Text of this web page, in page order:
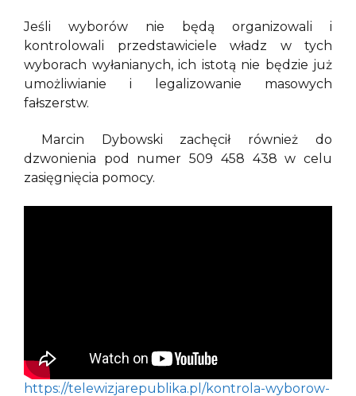
Jeśli wyborów nie będą organizowali i
kontrolowali przedstawiciele władz w tych
wyborach wyłanianych, ich istotą nie będzie już
umożliwianie i legalizowanie masowych
fałszerstw.
Marcin Dybowski zachęcił również do
dzwonienia pod numer 509 458 438 w celu
zasięgnięcia pomocy.
https://telewizjarepublika.pl/kontrola-wyborow-